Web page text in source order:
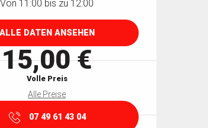
Von 11:00 bis zu 12:00
ALLE DATEN ANSEHEN
15,00 €
Volle Preis
Alle Preise
07 49 61 43 04